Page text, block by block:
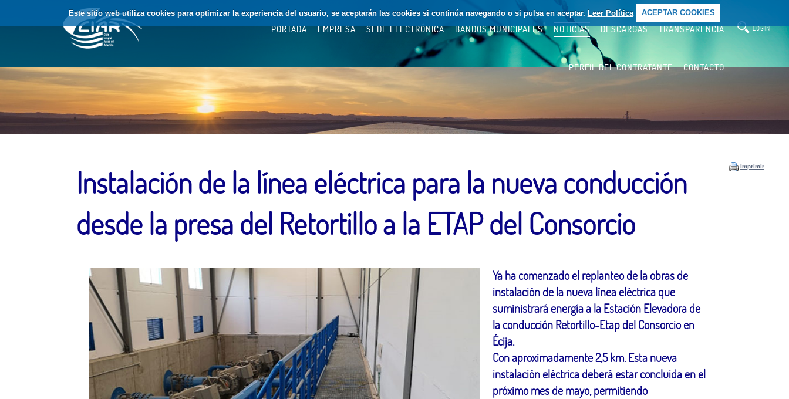
Este sitio web utiliza cookies para optimizar la experiencia del usuario, se aceptarán las cookies si continúa navegando o si pulsa en aceptar. Leer Política ACEPTAR COOKIES
PORTADA EMPRESA SEDE ELECTRÓNICA BANDOS MUNICIPALES NOTICIAS DESCARGAS TRANSPARENCIA
PERFIL DEL CONTRATANTE CONTACTO
LOGIN
Imprimir
Instalación de la línea eléctrica para la nueva conducción
desde la presa del Retortillo a la ETAP del Consorcio
Ya ha comenzado el replanteo de la obras de
instalación de la nueva línea eléctrica que
suministrará energía a la Estación Elevadora de
la conducción Retortillo-Etap del Consorcio en
Écija.
Con aproximadamente 2,5 km. Esta nueva
instalación eléctrica deberá estar concluida en el
próximo mes de mayo, permitiendo